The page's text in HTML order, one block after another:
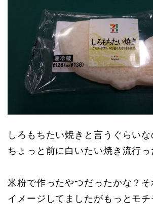
しろもちたい焼きと言うぐらいな
ちょっと前に白いたい焼き流行っ
米粉で作ったやつだったかな？そ
イメージしてましたがもっとモチ